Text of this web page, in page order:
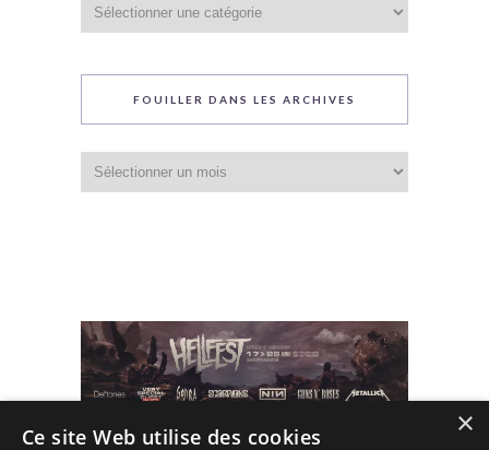
du
blog
FOUILLER DANS LES ARCHIVES
dans
les
×
Ce site Web utilise des cookies